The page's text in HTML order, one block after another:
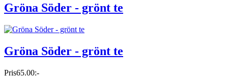
Gröna Söder - grönt te
Gröna Söder - grönt te
Pris65.00:-